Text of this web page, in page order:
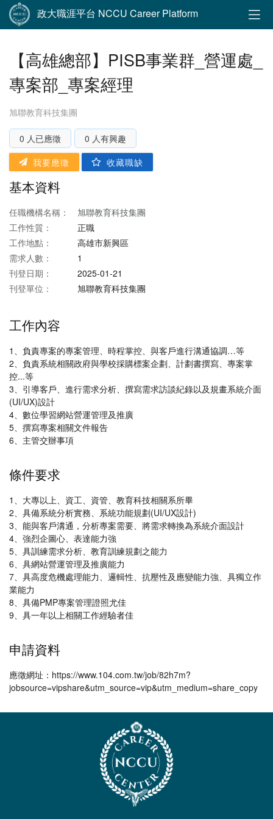
政大職涯平台 NCCU Career Platform
【高雄總部】PISB事業群_營運處_
專案部_專案經理
旭聯教育科技集團
0 人已應徵
0 人有興趣
我要應徵
收藏職缺
基本資料
任職機構名稱：
旭聯教育科技集團
工作性質：
正職
工作地點：
高雄市新興區
需求人數：
1
刊登日期：
2025-01-21
刊登單位：
旭聯教育科技集團
工作內容
1、負責專案的專案管理、時程掌控、與客戶進行溝通協調…等
2、負責系統相關政府與學校採購標案企劃、計劃書撰寫、專案掌
控...等
3、引導客戶、進行需求分析、撰寫需求訪談紀錄以及規畫系統介面
(UI/UX)設計
4、數位學習網站營運管理及推廣
5、撰寫專案相關文件報告
6、主管交辦事項
條件要求
1、大專以上、資工、資管、教育科技相關系所畢
2、具備系統分析實務、系統功能規劃(UI/UX設計)
3、能與客戶溝通，分析專案需要、將需求轉換為系統介面設計
4、強烈企圖心、表達能力強
5、具訓練需求分析、教育訓練規劃之能力
6、具網站營運管理及推廣能力
7、具高度危機處理能力、邏輯性、抗壓性及應變能力強、具獨立作
業能力
8、具備PMP專案管理證照尤佳
9、具一年以上相關工作經驗者佳
申請資料
應徵網址：https://www.104.com.tw/job/82h7m?
jobsource=vipshare&utm_source=vip&utm_medium=share_copy